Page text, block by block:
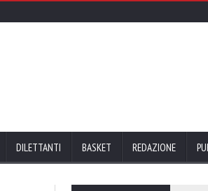
DILETTANTI BASKET REDAZIONE